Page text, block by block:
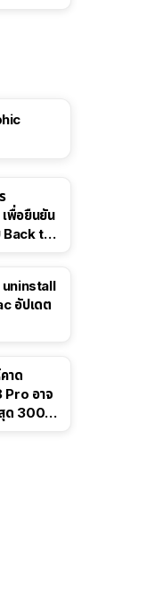
พื่อยืนยัน
Back to
uninstall
อัปเดต
าด
Pro อาจ
ด 300